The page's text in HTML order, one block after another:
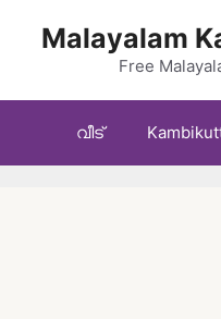
Malayalam
Free
വീട്